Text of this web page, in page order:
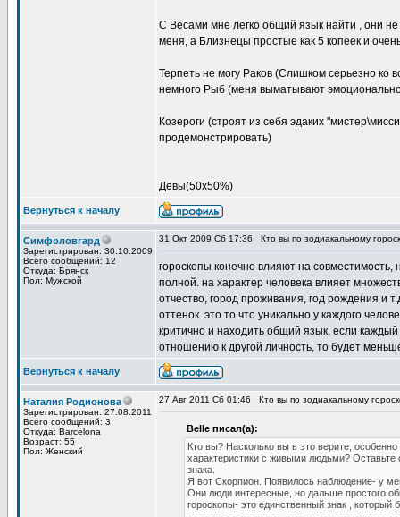
С Весами мне легко общий язык найти , они не
меня, а Близнецы простые как 5 копеек и
Терпеть не могу Раков (Слишком серьезно ко
немного Рыб (меня выматывают
Козероги (строят из себя эдаких
продемонстрировать)
Девы(50х50%)
Вернуться к началу
Симфоловгард
Зарегистрирован: 30.10.2009
Всего сообщений: 12
Откуда: Брянск
Пол: Мужской
31 Окт 2009 Сб 17:36 Кто вы по зодиакальному
гороскопы конечно влияют на совместимость,
полной. на характер человека влияет
отчество, город проживания, год рождения и
оттенок. это то что уникально у каждого
критично и находить общий язык. если
отношению к другой личность, то будет
Вернуться к началу
Наталия Родионова
Зарегистрирован: 27.08.2011
Всего сообщений: 3
Откуда: Barcelona
Возраст: 55
Пол: Женский
27 Авг 2011 Сб 01:46 Кто вы по зодиакальному
Belle писал(а):
Кто вы? Насколько вы в это верите,
характеристики с живыми людьми? Оставьте
знака.
Я вот Скорпион. Появилось наблюдение- у
Они люди интересные, но дальше простого
гороскопы- это единственный знак ,